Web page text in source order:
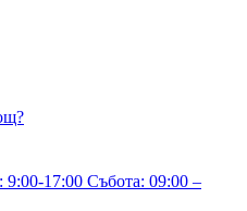
17:00 Събота: 09:00 –